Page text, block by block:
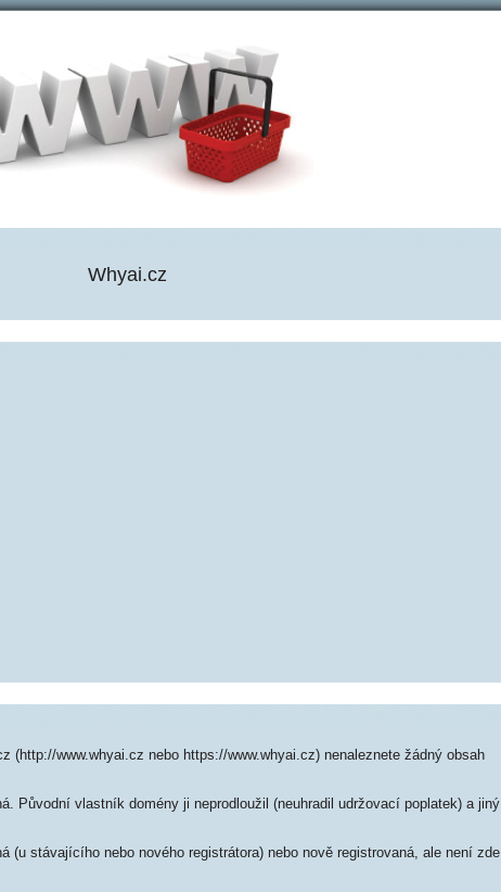
Whyai.cz
(http://www.whyai.cz nebo https://www.whyai.cz) nenaleznete žádný obsah
Původní vlastník domény ji neprodloužil (neuhradil udržovací poplatek) a jiný
(u stávajícího nebo nového registrátora) nebo nově registrovaná, ale není zde